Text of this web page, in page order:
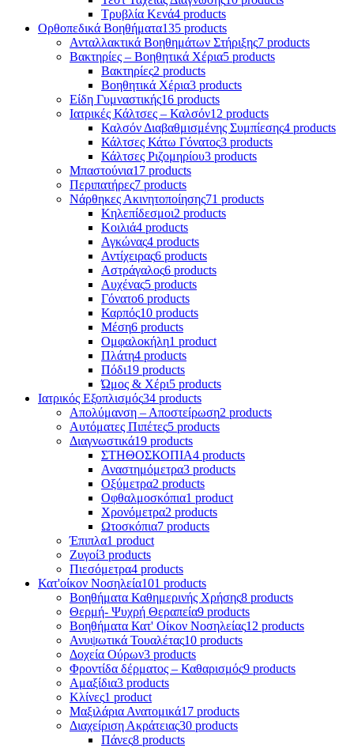
Τρυβλία Κενά4 products
Ορθοπεδικά Βοηθήματα135 products
Ανταλλακτικά Βοηθημάτων Στήριξης7 products
Βακτηρίες – Βοηθητικά Χέρια5 products
Βακτηρίες2 products
Βοηθητικά Χέρια3 products
Είδη Γυμναστικής16 products
Ιατρικές Κάλτσες – Καλσόν12 products
Καλσόν Διαβαθμισμένης Συμπίεσης4 products
Κάλτσες Κάτω Γόνατος3 products
Κάλτσες Ριζομηρίου3 products
Μπαστούνια17 products
Περιπατήρες7 products
Νάρθηκες Ακινητοποίησης71 products
Κηλεπίδεσμοι2 products
Κοιλιά4 products
Αγκώνας4 products
Αντίχειρας6 products
Αστράγαλος6 products
Αυχένας5 products
Γόνατο6 products
Καρπός10 products
Μέση6 products
Ομφαλοκήλη1 product
Πλάτη4 products
Πόδι19 products
Ώμος & Χέρι5 products
Ιατρικός Εξοπλισμός34 products
Απολύμανση – Αποστείρωση2 products
Αυτόματες Πιπέτες5 products
Διαγνωστικά19 products
ΣΤΗΘΟΣΚΟΠΙΑ4 products
Αναστημόμετρα3 products
Οξύμετρα2 products
Οφθαλμοσκόπια1 product
Χρονόμετρα2 products
Ωτοσκόπια7 products
Έπιπλα1 product
Ζυγοί3 products
Πιεσόμετρα4 products
Κατ'οίκον Νοσηλεία101 products
Βοηθήματα Καθημερινής Χρήσης8 products
Θερμή- Ψυχρή Θεραπεία9 products
Βοηθήματα Κατ' Οίκον Νοσηλείας12 products
Ανυψωτικά Τουαλέτας10 products
Δοχεία Ούρων3 products
Φροντίδα δέρματος – Καθαρισμός9 products
Αμαξίδια3 products
Κλίνες1 product
Μαξιλάρια Ανατομικά17 products
Διαχείριση Ακράτειας30 products
Πάνες8 products